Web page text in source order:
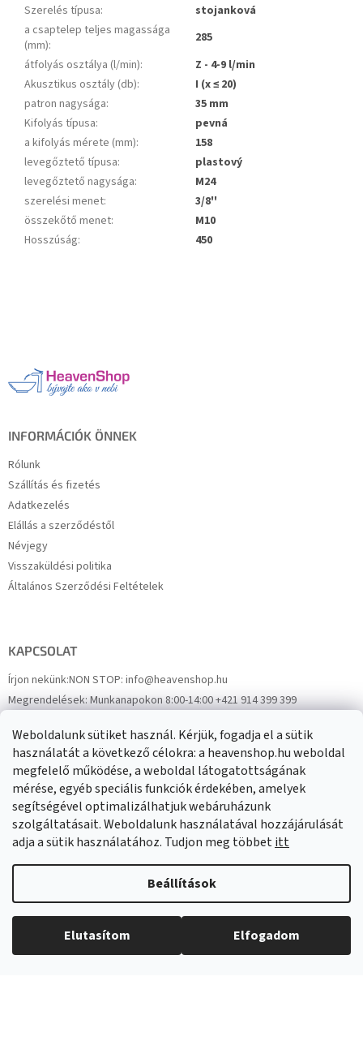
Weboldalunk sütiket használ. Kérjük, fogadja el a sütik
használatát a következő célokra: a heavenshop.hu weboldal
megfelelő működése, a weboldal látogatottságának
mérése, egyéb speciális funkciók érdekében, amelyek
segítségével optimalizálhatjuk webáruházunk
szolgáltatásait. Weboldalunk használatával hozzájárulását
adja a sütik használatához. Tudjon meg többetitt
Beállítások
Elutasítom Elfogadom
Szerelés típusa:
stojanková
a csaptelep teljes magassága
(mm):
285
átfolyás osztálya (l/min):
Z - 4-9 l/min
Akusztikus osztály (db):
I (x ≤ 20)
patron nagysága:
35 mm
Kifolyás típusa:
pevná
a kifolyás mérete (mm):
158
levegőztető típusa:
plastový
levegőztető nagysága:
M24
szerelési menet:
3/8''
összekőtő menet:
M10
Hosszúság: 450
INFORMÁCIÓK ÖNNEK
Rólunk
Szállítás és fizetés
Adatkezelés
Elállás a szerződéstől
Névjegy
Visszaküldési politika
Általános Szerződési Feltételek
KAPCSOLAT
Írjon nekünk:NON STOP: info@heavenshop.hu
Megrendelések:Munkanapokon 8:00-14:00 +421 914 399 399
FacebookHeavenShop.sk
Eredményeink